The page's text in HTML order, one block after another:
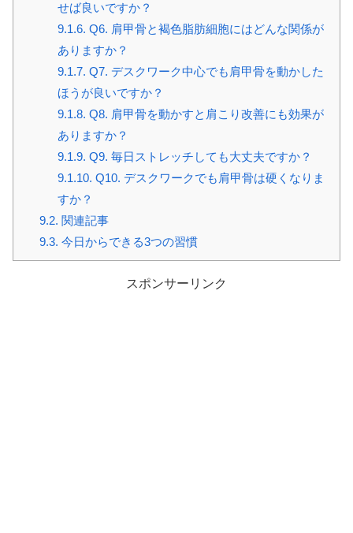
せば良いですか？
9.1.6. Q6. 肩甲骨と褐色脂肪細胞にはどんな関係が
ありますか？
9.1.7. Q7. デスクワーク中心でも肩甲骨を動かした
ほうが良いですか？
9.1.8. Q8. 肩甲骨を動かすと肩こり改善にも効果が
ありますか？
9.1.9. Q9. 毎日ストレッチしても大丈夫ですか？
9.1.10. Q10. デスクワークでも肩甲骨は硬くなりま
すか？
9.2. 関連記事
9.3. 今日からできる3つの習慣
スポンサーリンク